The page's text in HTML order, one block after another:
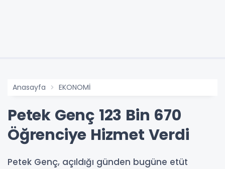
Anasayfa EKONOMİ
Petek Genç 123 Bin 670
Öğrenciye Hizmet Verdi
Petek Genç, açıldığı günden bugüne etüt